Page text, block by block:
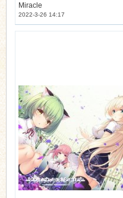
Miracle
2022-3-26 14:17